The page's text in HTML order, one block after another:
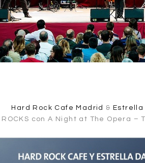
Hard Rock Cafe Madrid & Estrella
ROCKS con A Night at The Opera –